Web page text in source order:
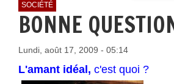
SOCIÉTÉ
BONNE
Lundi, août 17, 2009 - 05:14
L'amant idéal, c'est quoi ?